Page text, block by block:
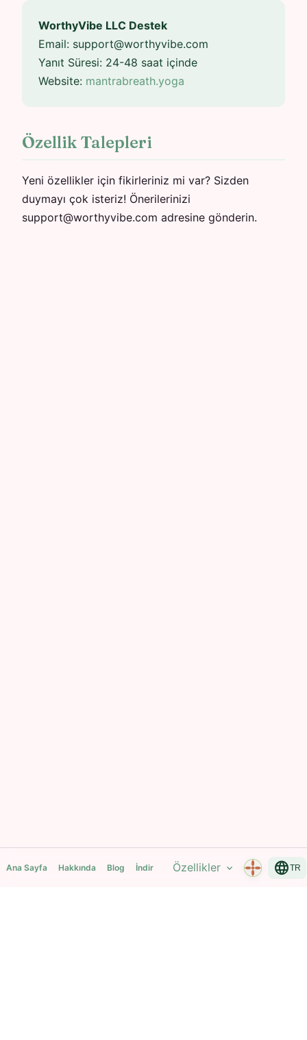
Ana Sayfa Özellikler expand_more
Hakkında Blog İndir languageTR
WorthyVibe LLC Destek
Email: support@worthyvibe.com
Yanıt Süresi: 24-48 saat içinde
Website: mantrabreath.yoga
Özellik Talepleri
Yeni özellikler için fikirleriniz mi var? Sizden
duymayı çok isteriz! Önerilerinizi
support@worthyvibe.com adresine gönderin.